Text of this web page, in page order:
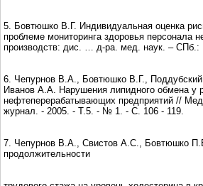
5. Бовтюшко В.Г. Индивидуальная оценка
проблеме мониторинга здоровья персонала
производств: дис. … д-ра. мед. наук. – СПб.:
6. Чепурнов B.A., Бовтюшко В.Г.,
Иванов А.А. Нарушения липидного обмена у
нефтеперерабатывающих предприятий //
журнал. - 2005. - Т.5. - № 1. - С. 106 - 119.
7. Чепурнов В.А., Свистов А.С., Бовтюшко
продолжительности